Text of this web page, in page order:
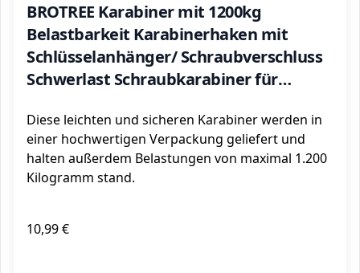
BROTREE Karabiner mit 1200kg
Belastbarkeit Karabinerhaken mit
Schlüsselanhänger/ Schraubverschluss
Schwerlast Schraubkarabiner für
Angeln usw…
Diese leichten und sicheren Karabiner werden in
einer hochwertigen Verpackung geliefert und
halten außerdem Belastungen von maximal 1.200
Kilogramm stand.
10,99 €